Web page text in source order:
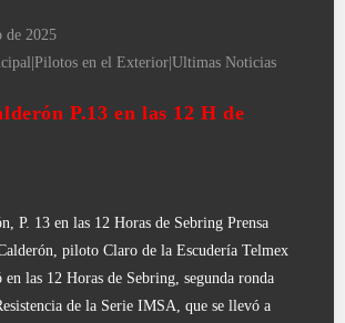
de 2025
Pilotos en el Exterior Ultimas Noticias
P.13 en las 12 H de
P. 13 en las 12 Horas de Sebring Prensa
piloto Claro de la Escudería Telmex
las 12 Horas de Sebring, segunda ronda
de la Serie IMSA, que se llevó a